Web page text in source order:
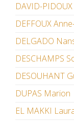
DAVID-
DEFFOUX
DELGADO
DESCHAMPS
DESOUHANT
DUPAS Marion
EL MAKKI